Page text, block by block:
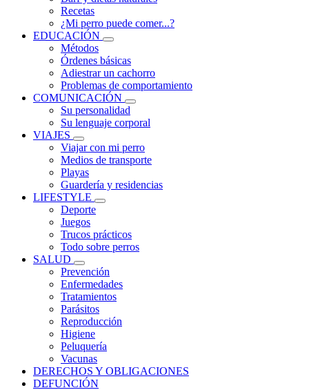
Recetas
¿Mi perro puede comer...?
EDUCACIÓN
Métodos
Órdenes básicas
Adiestrar un cachorro
Problemas de comportamiento
COMUNICACIÓN
Su personalidad
Su lenguaje corporal
VIAJES
Viajar con mi perro
Medios de transporte
Playas
Guardería y residencias
LIFESTYLE
Deporte
Juegos
Trucos prácticos
Todo sobre perros
SALUD
Prevención
Enfermedades
Tratamientos
Parásitos
Reproducción
Higiene
Peluquería
Vacunas
DERECHOS Y OBLIGACIONES
DEFUNCIÓN